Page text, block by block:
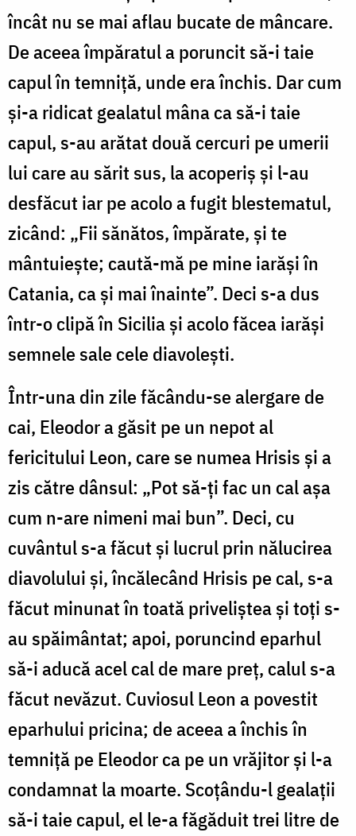
încât nu se mai aflau bucate de mâncare.
De aceea împăratul a poruncit să-i taie
capul în temniță, unde era închis. Dar cum
și-a ridicat gealatul mâna ca să-i taie
capul, s-au arătat două cercuri pe umerii
lui care au sărit sus, la acoperiș și l-au
desfăcut iar pe acolo a fugit blestematul,
zicând: „Fii sănătos, împărate, și te
mântuiește; caută-mă pe mine iarăși în
Catania, ca și mai înainte”. Deci s-a dus
într-o clipă în Sicilia și acolo făcea iarăși
semnele sale cele diavolești.
Într-una din zile făcându-se alergare de
cai, Eleodor a găsit pe un nepot al
fericitului Leon, care se numea Hrisis și a
zis către dânsul: „Pot să-ți fac un cal așa
cum n-are nimeni mai bun”. Deci, cu
cuvântul s-a făcut și lucrul prin nălucirea
diavolului și, încălecând Hrisis pe cal, s-a
făcut minunat în toată priveliștea și toți s-
au spăimântat; apoi, poruncind eparhul
să-i aducă acel cal de mare preț, calul s-a
făcut nevăzut. Cuviosul Leon a povestit
eparhului pricina; de aceea a închis în
temniță pe Eleodor ca pe un vrăjitor și l-a
condamnat la moarte. Scoțându-l gealații
să-i taie capul, el le-a făgăduit trei litre de